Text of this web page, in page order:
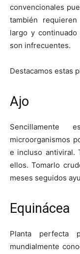
convencionales
también
largo y
son infrecuentes.
Destacamos estas
Ajo
microorganismos
e incluso antiviral.
ellos. Tomarlo
meses seguidos
Equinácea
Planta perfecta
mundialmente